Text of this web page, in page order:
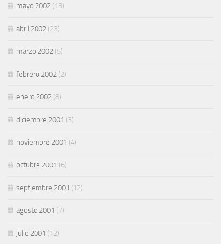
mayo 2002 (13)
abril 2002 (23)
marzo 2002 (5)
febrero 2002 (2)
enero 2002 (8)
diciembre 2001 (3)
noviembre 2001 (4)
octubre 2001 (6)
septiembre 2001 (12)
agosto 2001 (7)
julio 2001 (12)